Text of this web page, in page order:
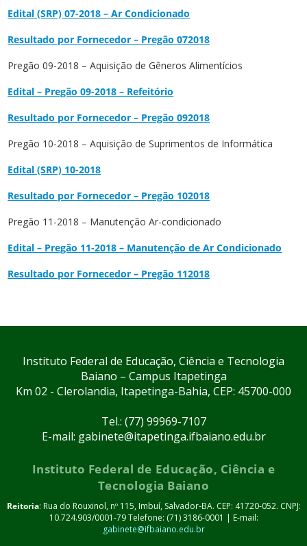
Edital (SRP) 07-2018 – Ar Condicionado
Resultado por Fornecedor – Pregão 072018
Pregão 09-2018 – Aquisição de Gêneros Alimentícios
Edital – Pregão 09-2018 – Refeitório
Resultado por Fornecedor – Pregão 092018
Pregão 10-2018 – Aquisição de Suprimentos de Informática
Edital (SRP) 10-2018
Resultado por Fornecedor – Pregão 102018
Pregão 11-2018 – Manutenção Ar-condicionado
Edital – Pregão 11-2018 – Manutenção de Ar Condicionado
Resultado por Fornecedor – Pregão 112018
Instituto Federal de Educação, Ciência e Tecnologia
Baiano – Campus Itapetinga
Km 02 - Clerolandia, Itapetinga-Bahia, CEP: 45700-000
Tel.: (77) 99969-7107
E-mail: gabinete@itapetinga.ifbaiano.edu.br
Instituto Federal de Educação, Ciência e
Tecnologia Baiano
Reitoria: Rua do Rouxinol, nº 115, Imbuí, Salvador-BA. CEP: 41720-052. CNPJ:
10.724.903/0001-79 Telefone: (71) 3186-0001 | E-mail:
gabinete@ifbaiano.edu.br